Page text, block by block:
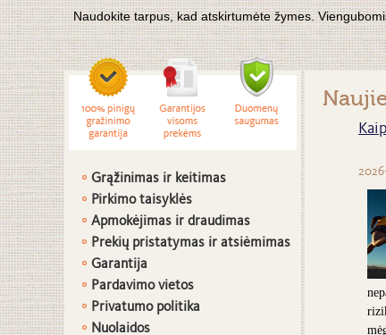
Naudokite tarpus, kad atskirtumėte žymes.
Grąžinimas ir keitimas
Pirkimo taisyklės
Apmokėjimas ir draudimas
Prekių pristatymas ir atsiėmimas
Garantija
Pardavimo vietos
Privatumo politika
Nuolaidos